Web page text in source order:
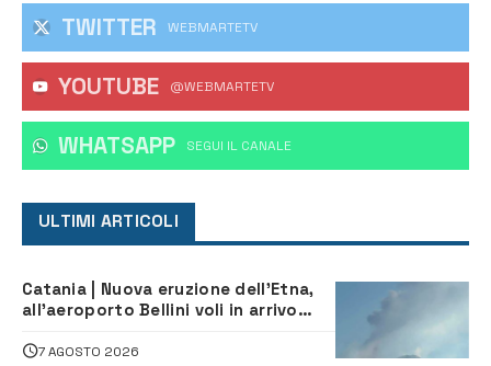
TWITTER WEBMARTETV
YOUTUBE @WEBMARTETV
WHATSAPP ‎SEGUI IL CANALE
ULTIMI ARTICOLI
Catania | Nuova eruzione dell’Etna,
all’aeroporto Bellini voli in arrivo
7 AGOSTO 2026